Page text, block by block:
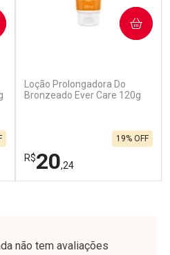
Loção Prolongadora Do
Bronzeado Ever Care 120g
R$20,24
19% OFF
COMPRAR
Laboratório
Por Menos
não tem avaliações